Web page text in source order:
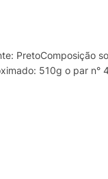
PretoComposição
510g o par n°